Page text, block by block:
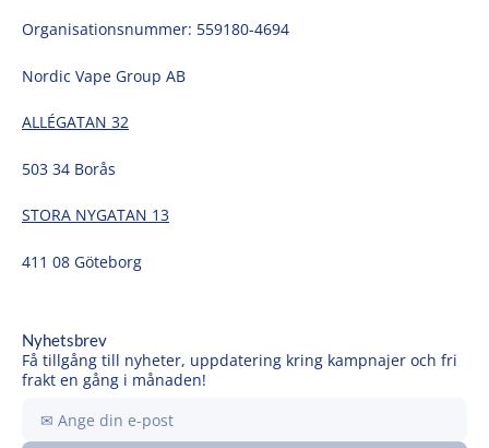
Organisationsnummer: 559180-4694
Nordic Vape Group AB
ALLÉGATAN 32
503 34 Borås
STORA NYGATAN 13
411 08 Göteborg
Nyhetsbrev
Få tillgång till nyheter, uppdatering kring kampnajer och fri
frakt en gång i månaden!
din